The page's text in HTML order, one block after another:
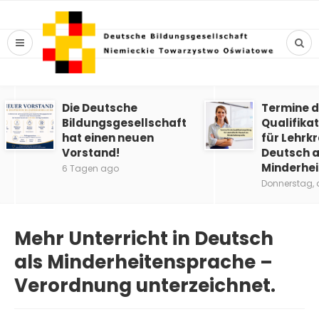
Die Deutsche
Bildungsgesellschaft
hat einen neuen
Vorstand!
6 Tagen ago
Termine
für
Deutsch
Donnerstag,
Mehr Unterricht in Deutsch
als Minderheitensprache –
Verordnung unterzeichnet.